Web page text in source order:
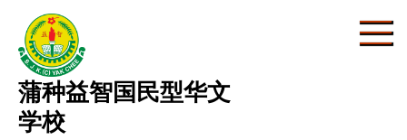
content
蒲种益智国民型华文
学校